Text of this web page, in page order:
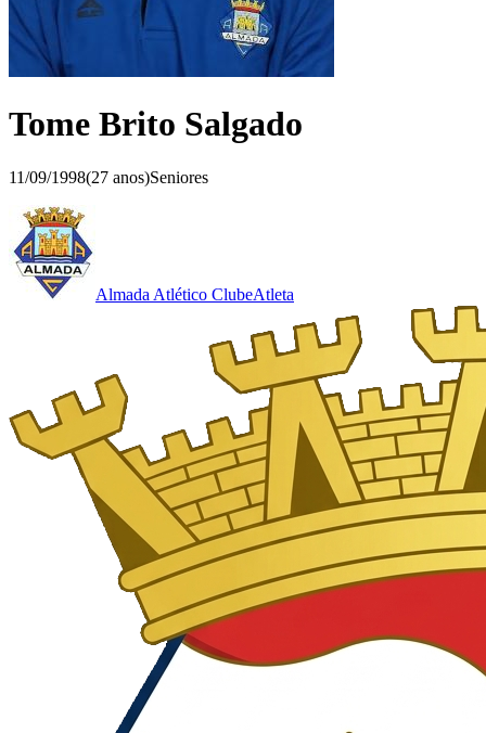
Tome Brito Salgado
11/09/1998(27 anos)Seniores
Almada Atlético ClubeAtleta